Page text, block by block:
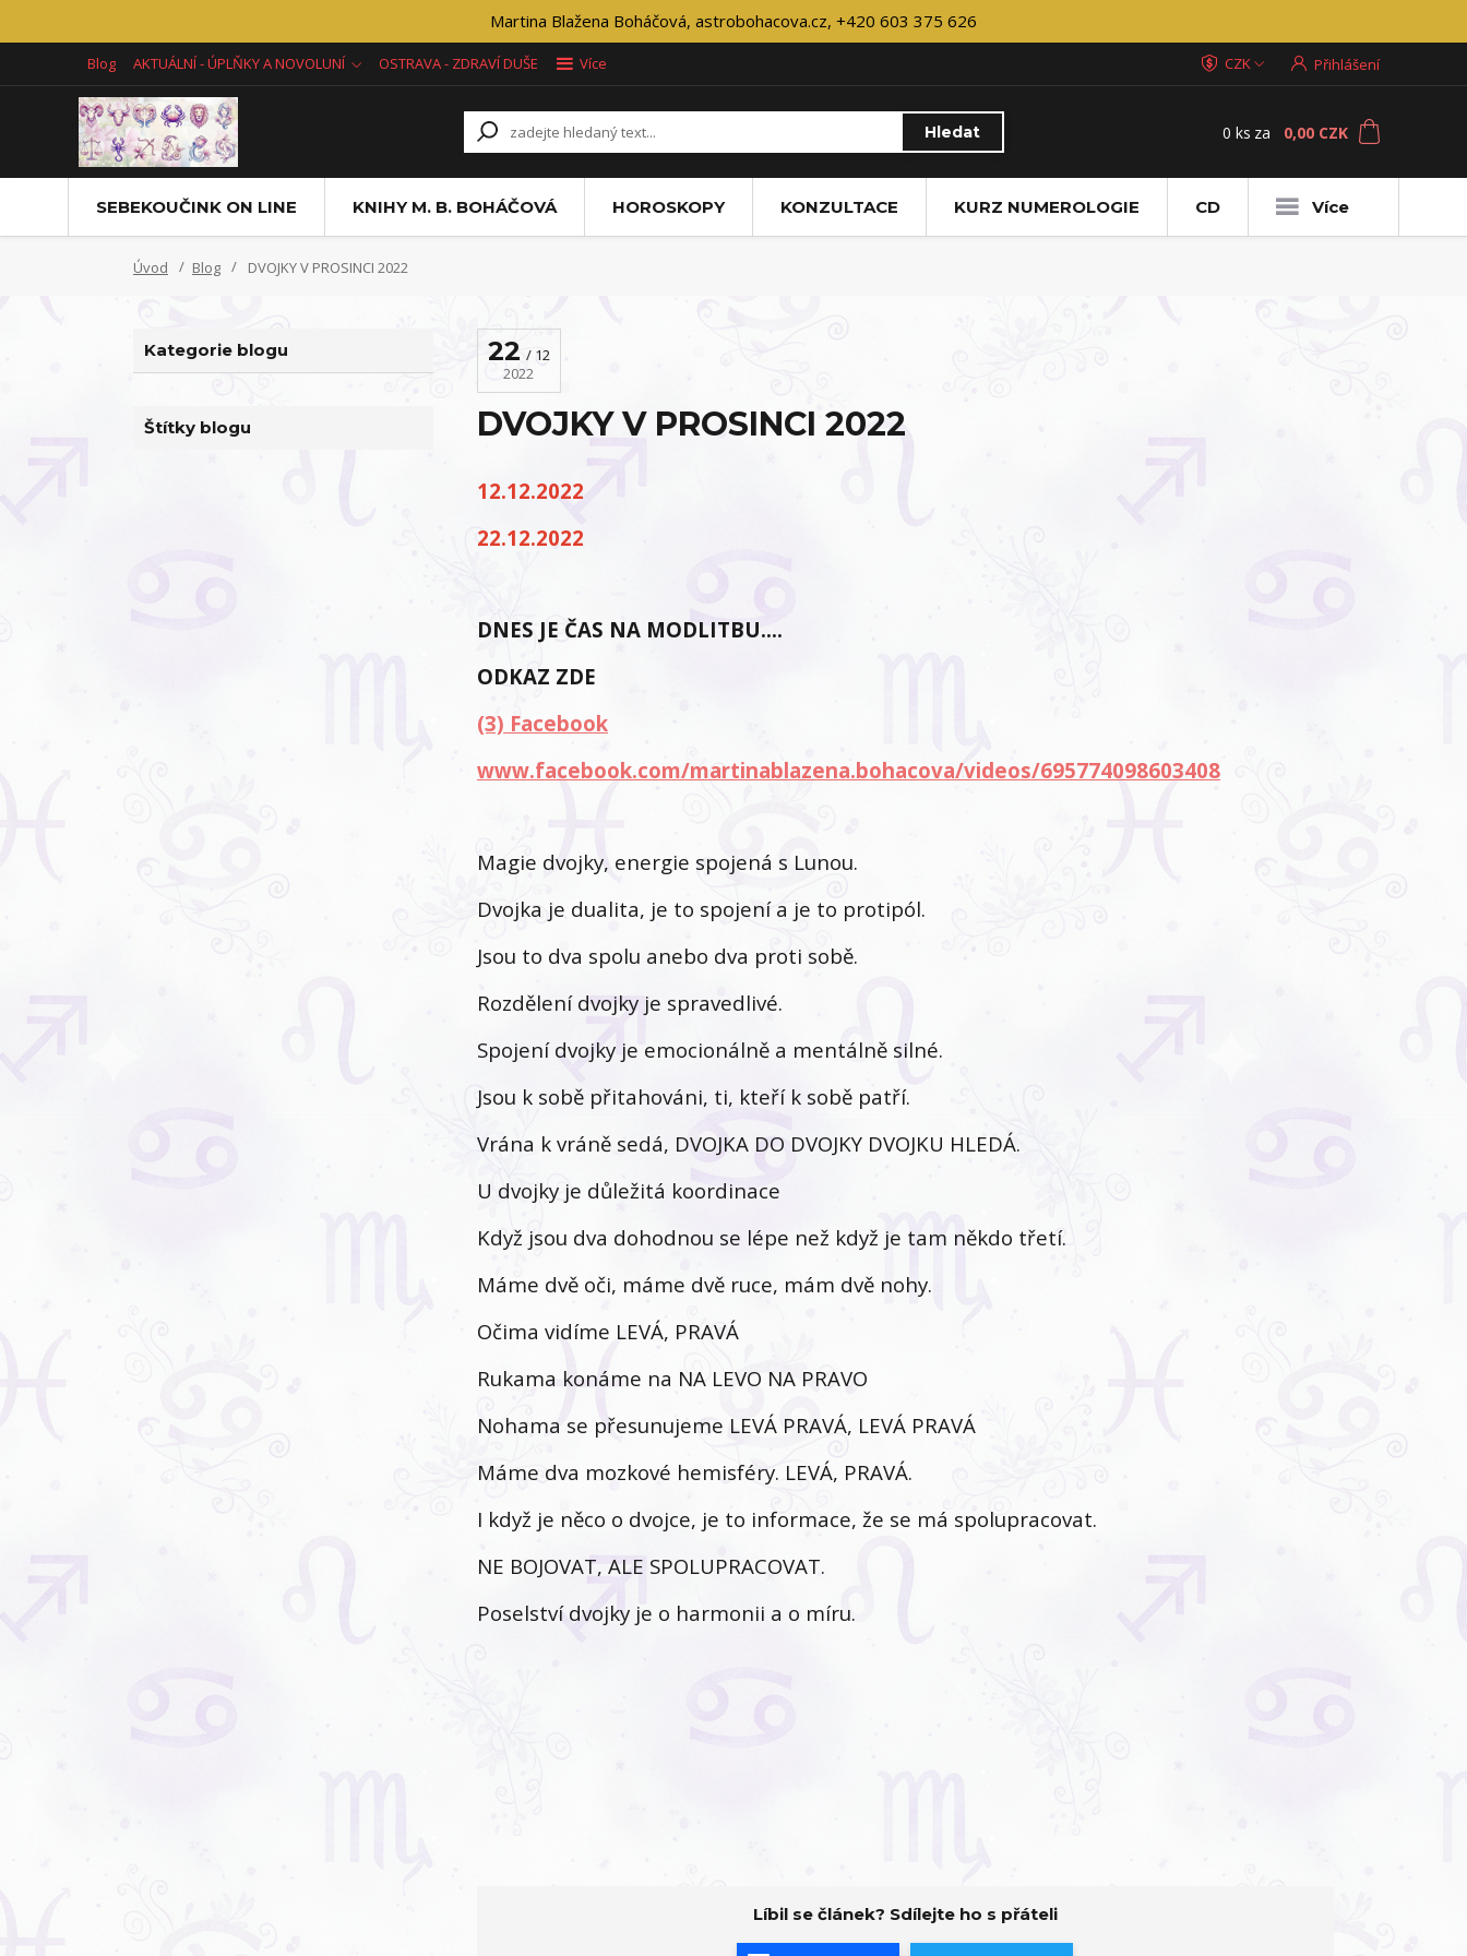
Martina Blažena Boháčová, astrobohacova.cz, +420 603 375 626
Blog AKTUÁLNÍ - ÚPLŇKY A NOVOLUNÍ OSTRAVA - ZDRAVÍ DUŠE Více CZK Přihlášení
Hledat 0 ks za 0,00 CZK
SEBEKOUČINK ON LINE KNIHY M. B. BOHÁČOVÁ HOROSKOPY KONZULTACE KURZ NUMEROLOGIE CD Více
Úvod Blog DVOJKY V PROSINCI 2022
Kategorie blogu
Štítky blogu
22
12
2022
DVOJKY V PROSINCI 2022
12.12.2022
22.12.2022
DNES JE ČAS NA MODLITBU….
ODKAZ ZDE
(3) Facebook
www.facebook.com/martinablazena.bohacova/videos/695774098603408
Magie dvojky, energie spojená s Lunou.
Dvojka je dualita, je to spojení a je to protipól.
Jsou to dva spolu anebo dva proti sobě.
Rozdělení dvojky je spravedlivé.
Spojení dvojky je emocionálně a mentálně silné.
Jsou k sobě přitahováni, ti, kteří k sobě patří.
Vrána k vráně sedá, DVOJKA DO DVOJKY DVOJKU HLEDÁ.
U dvojky je důležitá koordinace
Když jsou dva dohodnou se lépe než když je tam někdo třetí.
Máme dvě oči, máme dvě ruce, mám dvě nohy.
Očima vidíme LEVÁ, PRAVÁ
Rukama konáme na NA LEVO NA PRAVO
Nohama se přesunujeme LEVÁ PRAVÁ, LEVÁ PRAVÁ
Máme dva mozkové hemisféry. LEVÁ, PRAVÁ.
I když je něco o dvojce, je to informace, že se má spolupracovat.
NE BOJOVAT, ALE SPOLUPRACOVAT.
Poselství dvojky je o harmonii a o míru.
Líbil se článek? Sdílejte ho s přáteli